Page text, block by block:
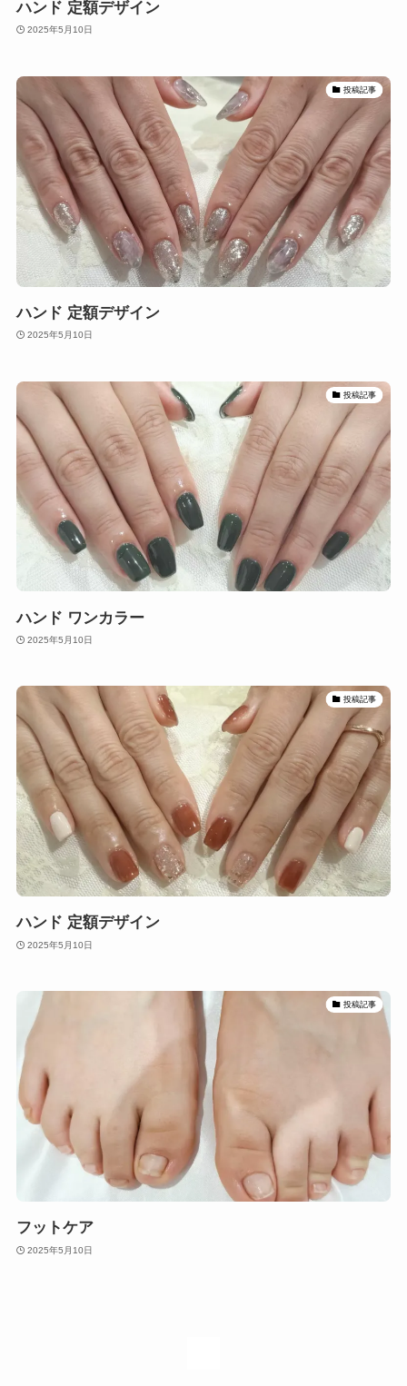
ハンド 定額デザイン
2025年5月10日
投稿記事
ハンド 定額デザイン
2025年5月10日
投稿記事
ハンド ワンカラー
2025年5月10日
投稿記事
ハンド 定額デザイン
2025年5月10日
投稿記事
フットケア
2025年5月10日